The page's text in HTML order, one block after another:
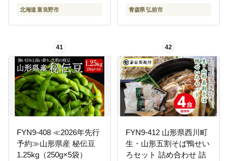
北海道 富良野市
高糖度]
青森県 弘前市
41
FYN9-408 ≪2026年先行
予約≫山形県産 秘伝豆
1.25kg（250g×5袋）
42
FYN9-412 山形県西川町
生・山形五割そば鴨せい
ろセット 詰め合わせ 詰